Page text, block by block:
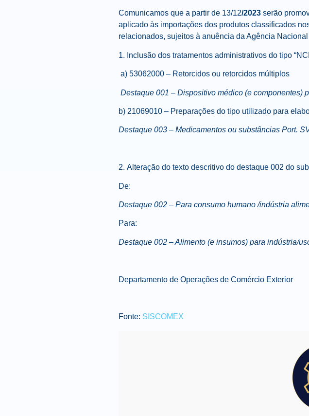
Comunicamos que a partir de 13/12/2023 serão
aplicado às importações dos produtos classificados
relacionados, sujeitos à anuência da Agência
1. Inclusão dos tratamentos administrativos do tipo
a) 53062000 – Retorcidos ou retorcidos múltiplos
Destaque 001 – Dispositivo médico (e componentes)
b) 21069010 – Preparações do tipo utilizado para
Destaque 003 – Medicamentos ou substâncias Port.
2. Alteração do texto descritivo do destaque 002 do
De:
Destaque 002 – Para consumo humano /indústria
Para:
Destaque 002 – Alimento (e insumos) para indústria/
Departamento de Operações de Comércio Exterior
Fonte: SISCOMEX